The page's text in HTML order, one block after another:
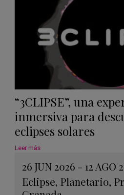
“3CLIPSE”, una
inmersiva para
eclipses solares
Leer más
26 JUN 2026 - 12 AGO
Eclipse, Planetario,